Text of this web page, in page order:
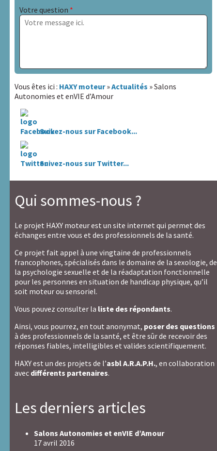
Votre question *
Sujet
Lien avec la personne dont vous parlez :
Nom / Pseudo
Email(ne sera pas publié)*
Je confirme avoir plus de 18 ans et avoir lu les
conditions générales
Recevoir une copie du message
Pour
envoyer
ce
formulaire,
saisissez
rien
dans
champ
Pour
envoyer
ce
formulaire,
ne
cochez
pas
case.
Envoyer
Vous êtes ici : HAXY moteur»Actualités » Salons
Autonomies et enVIE d’Amour
Suivez-nous sur Facebook...
Suivez-nous sur Twitter...
Qui sommes-nous ?
Le projet HAXY moteur est un site internet qui permet des
échanges entre vous et des professionnels de la santé.
Ce projet fait appel à une vingtaine de professionnels
francophones, spécialisés dans le domaine de la sexologie, de
la psychologie sexuelle et de la réadaptation fonctionnelle
pour les personnes en situation de handicap physique, qu’il
soit moteur ou sensoriel.
Vous pouvez consulter la liste des répondants.
Ainsi, vous pourrez, en tout anonymat, poser des questions
à des professionnels de la santé, et être sûr de recevoir des
réponses fiables, intelligibles et valides scientifiquement.
HAXY est un des projets de l’asbl A.R.A.P.H., en collaboration
avec différents partenaires.
Les derniers articles
Salons Autonomies et enVIE d’Amour
17 avril 2016